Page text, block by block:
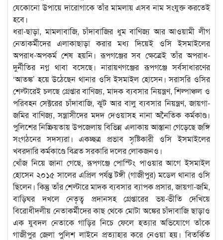
যেকোনো উপায়ে দারোগাকে তাঁর মামলায় এসব নাম সংযুক্ত করতেই
হবে।
ধরা-ছাড়া, মামলাবাজি, চাঁদাবাজির ধুম বাণিজ্য আর আওয়ামী লীগ
নেতাকর্মীদের এলাকাছাড়া করার মধ্য দিয়েই ওসি ইসমাইলের
অপরাধ-অপকর্ম শেষ হয়নি। রূপগঞ্জের সব ক্ষেত্রেই তাঁর অপরাধ-
দুর্নীতির নগ্ন থাবা বসেছে। নারায়ণগঞ্জের রূপগঞ্জে সর্বসাধারণের
‘আতঙ্ক’ হয়ে উঠেছেন থানার ওসি ইসমাইল হোসেন। সরাসরি ওসির
শেল্টারেই চলছে গ্রেপ্তার বাণিজ্য, মাদক ব্যবসার নিয়ন্ত্রণ, শিল্পাঞ্চল ও
পরিবহন সেক্টরের চাঁদাবাজি, ঝুট আর বালু ব্যবসার নিয়ন্ত্রণ, জায়গা-
জমির বাণিজ্য, সন্ত্রাসীদের মদদ দেওয়াসহ নানা অনৈতিক কর্মকাণ্ড।
পুলিশের নিষ্ক্রিয়তায় উপজেলায় বিভিন্ন এলাকায় আস্তানা গেড়েছে জঙ্গি
সংগঠনের সদস্যরা। একচ্ছত্র প্রভাব সৃষ্টিকারী ওসি ইসমাইলের
খবরদারি কর্মকাণ্ডে বিব্রত সরকারি দলের লোকজনও।
খোঁজ নিয়ে জানা গেছে, রূপগঞ্জে পোস্টিং পাওয়ার আগে ইসমাইল
হোসেন ২০১৫ সালের এপ্রিল পর্যন্ত টঙ্গী (গাজীপুর) মডেল থানার ওসি
ছিলেন। কিন্তু তাঁর শেল্টারে মাদক ব্যবসার ব্যাপক প্রসার, জায়গা-জমি,
বাড়িঘর দখলে নেতৃত্ব প্রদানসহ গ্রেপ্তারের ভয়-ভীতি দেখিয়ে
বিরোধীদলীয় নেতাকর্মীদের কাছ থেকে মোটা অঙ্কের চাঁদাবাজি ছাড়াও
এক যুবদল নেতাকে গাড়ির নিচে ফেলে হত্যার অভিযোগে তাঁকে
গাজীপুর জেলা পুলিশ লাইনে প্রত্যাহার করে নেওয়া হয়। বিতর্কিত